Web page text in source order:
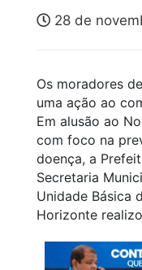
28 de
Os moradores
uma ação ao
Em alusão ao
com foco na
doença, a
Secretaria
Unidade Básica
Horizonte